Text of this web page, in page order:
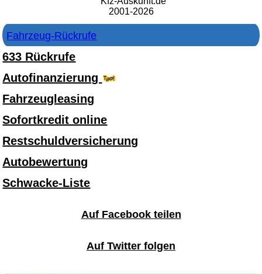
2001-2026
Fahrzeug-Rückrufe
633 Rückrufe
Autofinanzierung
Fahrzeugleasing
Sofortkredit online
Restschuldversicherung
Autobewertung
Schwacke-Liste
Auf Facebook teilen
Auf Twitter folgen